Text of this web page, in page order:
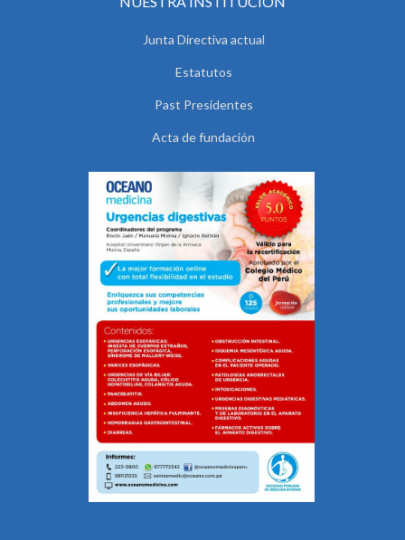
Junta Directiva actual
Estatutos
Past Presidentes
Acta de fundación